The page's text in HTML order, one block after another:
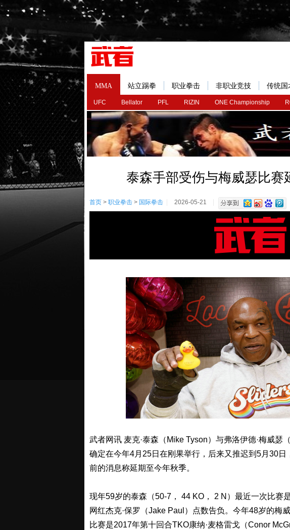
MMA
UFC Bellator PFL RIZIN ONE Championship
站立踢拳 职业拳击 非职业竞技 传统国
泰森手部受伤与梅威瑟比赛
首页 > 职业拳击 > 国际拳击 2026-05-21
武者网讯 麦克·泰森（Mike Tyson）与弗洛伊德·梅威瑟
确定在今年4月25日在刚果举行，后来又推迟到5月30日
前的消息称延期至今年秋季。
现年59岁的泰森（50-7， 44 KO， 2 N）最近一次比赛
网红杰克·保罗（Jake Paul）点数告负。今年48岁的梅
比赛是2017年第十回合TKO康纳·麦格雷戈（Conor